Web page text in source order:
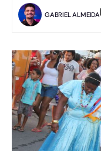
GABRIEL ALMEIDA